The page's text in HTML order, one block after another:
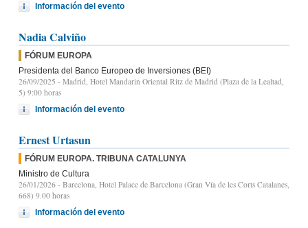
Información del evento
Nadia Calviño
FÓRUM EUROPA
Presidenta del Banco Europeo de Inversiones (BEI)
26/09/2025 - Madrid, Hotel Mandarin Oriental Ritz de Madrid (Plaza de la Lealtad,
5) 9:00 horas
Información del evento
Ernest Urtasun
FÓRUM EUROPA. TRIBUNA CATALUNYA
Ministro de Cultura
26/01/2026 - Barcelona, Hotel Palace de Barcelona (Gran Vía de les Corts Catalanes,
668) 9.00 horas
Información del evento